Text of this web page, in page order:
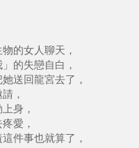
的女人聊天，
的失戀自白，
送回龍宮去了，
，
身，
愛，
件事也就算了，